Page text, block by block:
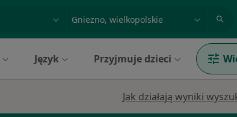
Język Przyjmuje dzieci
Jak działają wyniki